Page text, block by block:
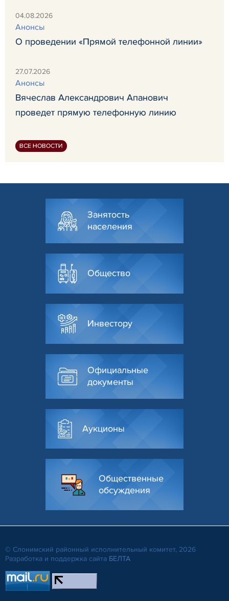
04.08.2026
Анонсы
О проведении «Прямой телефонной линии»
27.07.2026
Анонсы
Вячеслав Александрович Апанович
проведет прямую телефонную линию
ВСЕ НОВОСТИ
Занятость
населения
Общество
Инвестору
Официальные
документы
Аукционы
Общественные
обсуждения
© Слонимский районный исполнительный комитет, 2026
Разработка и поддержка сайта БЕЛТА